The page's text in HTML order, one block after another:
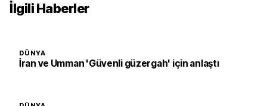
İlgili Haberler
DÜNYA
İran ve Umman 'Güvenli güzergah' için anlaştı